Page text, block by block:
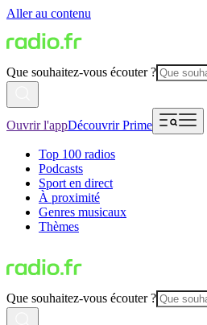
Aller au contenu
Que souhaitez-vous écouter ?
Ouvrir l'appDécouvrir Prime
Top 100 radios
Podcasts
Sport en direct
À proximité
Genres musicaux
Thèmes
Que souhaitez-vous écouter ?